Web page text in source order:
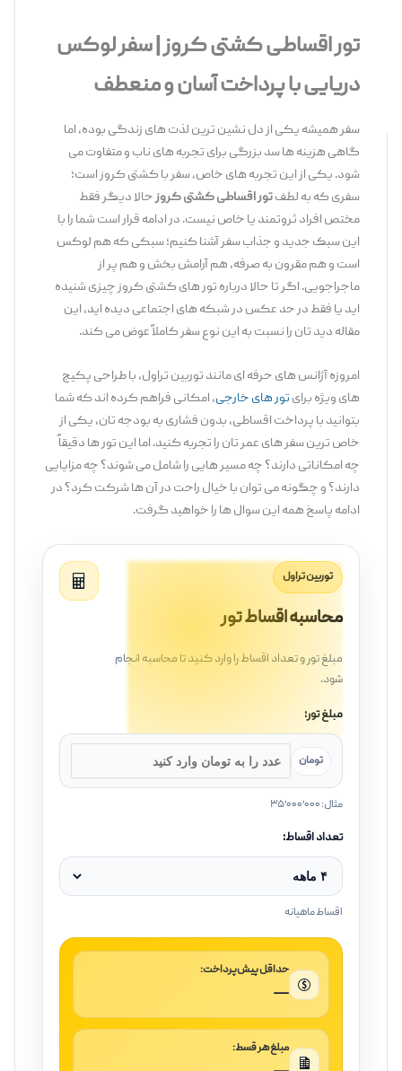
تور اقساطی کشتی کروز | سفر لوکس
دریایی با پرداخت آسان و منعطف
سفر همیشه یکی از دل ‌نشین‌ ترین لذت ‌های زندگی بوده، اما
گاهی هزینه ‌ها سد بزرگی برای تجربه‌ های ناب و متفاوت می‌
شود. یکی از این تجربه ‌های خاص، سفر با کشتی کروز است؛
سفری که به لطفتور اقساطی کشتی کروزحالا دیگر فقط
مختص افراد ثروتمند یا خاص نیست. در ادامه قرار است شما را با
این سبک جدید و جذاب سفر آشنا کنیم؛ سبکی که هم لوکس
است و هم مقرون ‌به ‌صرفه، هم آرامش ‌بخش و هم پر از
ماجراجویی. اگر تا حالا درباره تور های کشتی کروز چیزی شنیده‌
اید یا فقط در حد عکس در شبکه‌ های اجتماعی دیده ‌اید، این
مقاله دید تان را نسبت به این نوع سفر کاملاً عوض می ‌کند.
امروزه آژانس ‌های حرفه ‌ای مانند توربین تراول، با طراحی پکیج‌
های ویژه برایتور های خارجی، امکانی فراهم کرده ‌اند که شما
بتوانید با پرداخت اقساطی، بدون فشاری به بودجه‌ تان، یکی از
خاص ‌ترین سفر های عمر تان را تجربه کنید. اما این تور ها دقیقاً
چه امکاناتی دارند؟ چه مسیر هایی را شامل می ‌شوند؟ چه مزایایی
دارند؟ و چگونه می ‌توان با خیال راحت در آن ‌ها شرکت کرد؟ در
ادامه پاسخ همه این سوال ‌ها را خواهید گرفت.
توربین تراول
محاسبه اقساط تور
مبلغ تور و تعداد اقساط را وارد کنید تا محاسبه انجام
مبلغ تور:
تعداد اقساط:
اقساط ماهیانه
حداقل پیش‌پرداخت:
—
مبلغ هر قسط: